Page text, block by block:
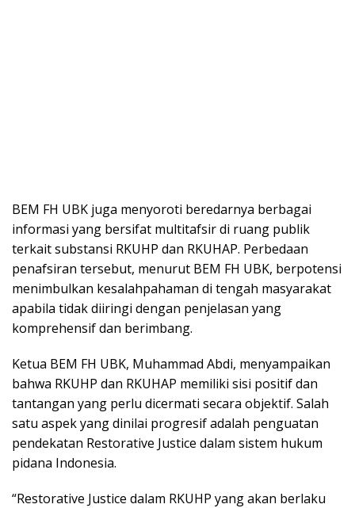
BEM FH UBK juga menyoroti beredarnya berbagai
informasi yang bersifat multitafsir di ruang publik
terkait substansi RKUHP dan RKUHAP. Perbedaan
penafsiran tersebut, menurut BEM FH UBK, berpotensi
menimbulkan kesalahpahaman di tengah masyarakat
apabila tidak diiringi dengan penjelasan yang
komprehensif dan berimbang.
Ketua BEM FH UBK, Muhammad Abdi, menyampaikan
bahwa RKUHP dan RKUHAP memiliki sisi positif dan
tantangan yang perlu dicermati secara objektif. Salah
satu aspek yang dinilai progresif adalah penguatan
pendekatan Restorative Justice dalam sistem hukum
pidana Indonesia.
“Restorative Justice dalam RKUHP yang akan berlaku